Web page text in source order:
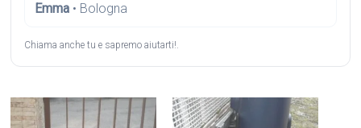
Emma • Bologna
Chiama anche tu e sapremo aiutarti!.